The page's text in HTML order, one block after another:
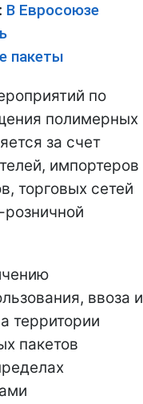
В Евросоюзе
пакеты
по
полимерных
за счет
импортеров
торговых сетей
розничной
ввоза и
территории
пакетов